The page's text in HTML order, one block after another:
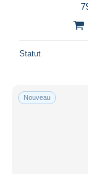
Statut
Nouveau